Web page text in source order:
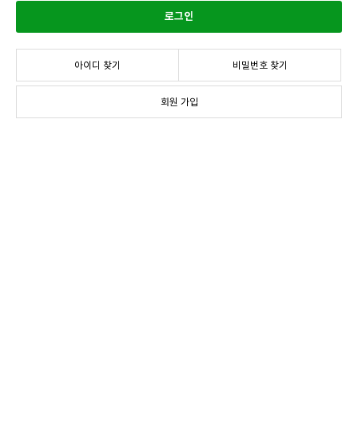
로그인
아이디 찾기 비밀번호 찾기
회원 가입